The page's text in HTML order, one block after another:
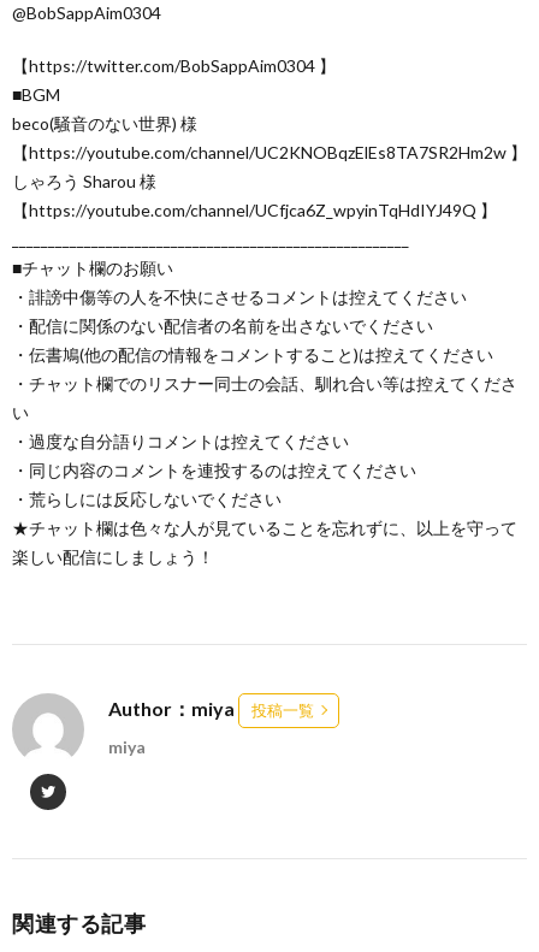
@BobSappAim0304
【https://twitter.com/BobSappAim0304 】
■BGM
beco(騒音のない世界) 様
【https://youtube.com/channel/UC2KNOBqzElEs8TA7SR2Hm2w 】
しゃろう Sharou 様
【https://youtube.com/channel/UCfjca6Z_wpyinTqHdIYJ49Q 】
■チャット欄のお願い
・誹謗中傷等の人を不快にさせるコメントは控えてください
・配信に関係のない配信者の名前を出さないでください
・伝書鳩(他の配信の情報をコメントすること)は控えてください
・チャット欄でのリスナー同士の会話、馴れ合い等は控えてくださ
い
・過度な自分語りコメントは控えてください
・同じ内容のコメントを連投するのは控えてください
・荒らしには反応しないでください
★チャット欄は色々な人が見ていることを忘れずに、以上を守って
楽しい配信にしましょう！
Author：miya 投稿一覧
miya
関連する記事